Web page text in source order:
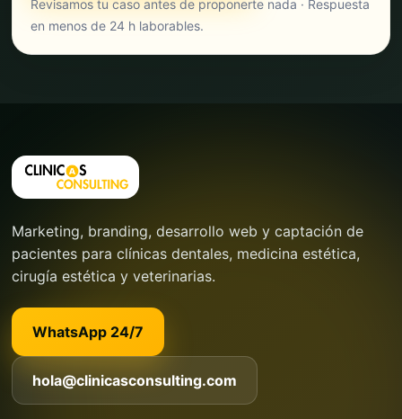
Revisamos tu caso antes de proponerte nada · Respuesta
en menos de 24 h laborables.
Marketing, branding, desarrollo web y captación de
pacientes para clínicas dentales, medicina estética,
cirugía estética y veterinarias.
WhatsApp 24/7
hola@clinicasconsulting.com